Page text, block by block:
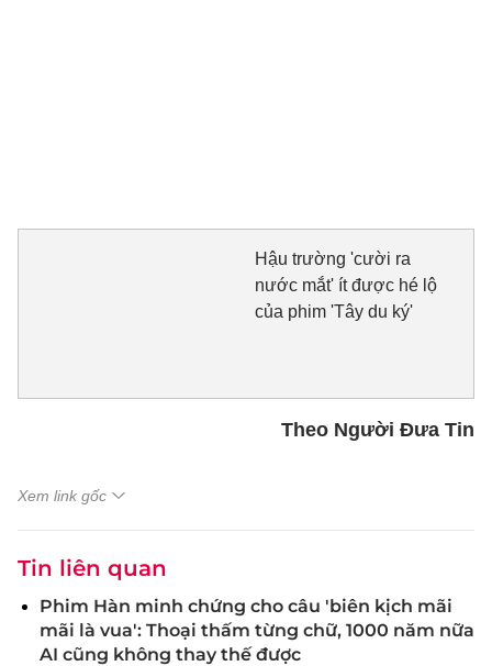
Hậu trường 'cười ra
nước mắt' ít được hé lộ
của phim 'Tây du ký'
Theo Người Đưa Tin
Xem link gốc
Tin liên quan
Phim Hàn minh chứng cho câu 'biên kịch mãi
mãi là vua': Thoại thấm từng chữ, 1000 năm nữa
AI cũng không thay thế được